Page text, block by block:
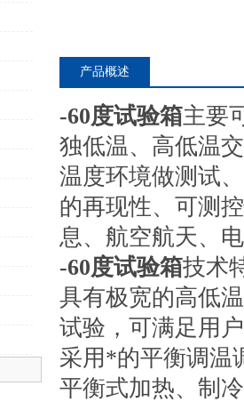
产品概述
-60度试验箱主要
独低温、高低温
温度环境做测试
的再现性、可测
息、航空航天、
-60度试验箱技术
具有极宽的高低
试验，可满足用
采用*的平衡调温
平衡式加热、制